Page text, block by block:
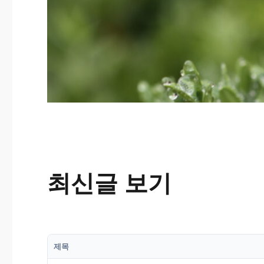
최신글 보기
제목